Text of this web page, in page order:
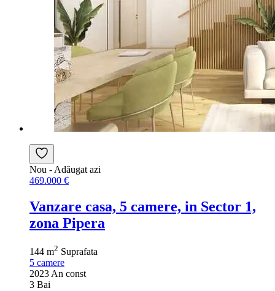
Nou - Adăugat azi
469.000 €
Vanzare casa, 5 camere, in Sector 1,
zona Pipera
144 m2 Suprafata
5 camere
2023An const
3 Bai